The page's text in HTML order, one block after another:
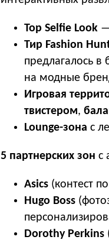
Top Selfie Look
Тир Fashion
предлагалось в
на модные
Игровая
твистером,
Lounge-зона с
5 партнерских зон с
Asics (контест
Hugo Boss
Dorothy Perkins